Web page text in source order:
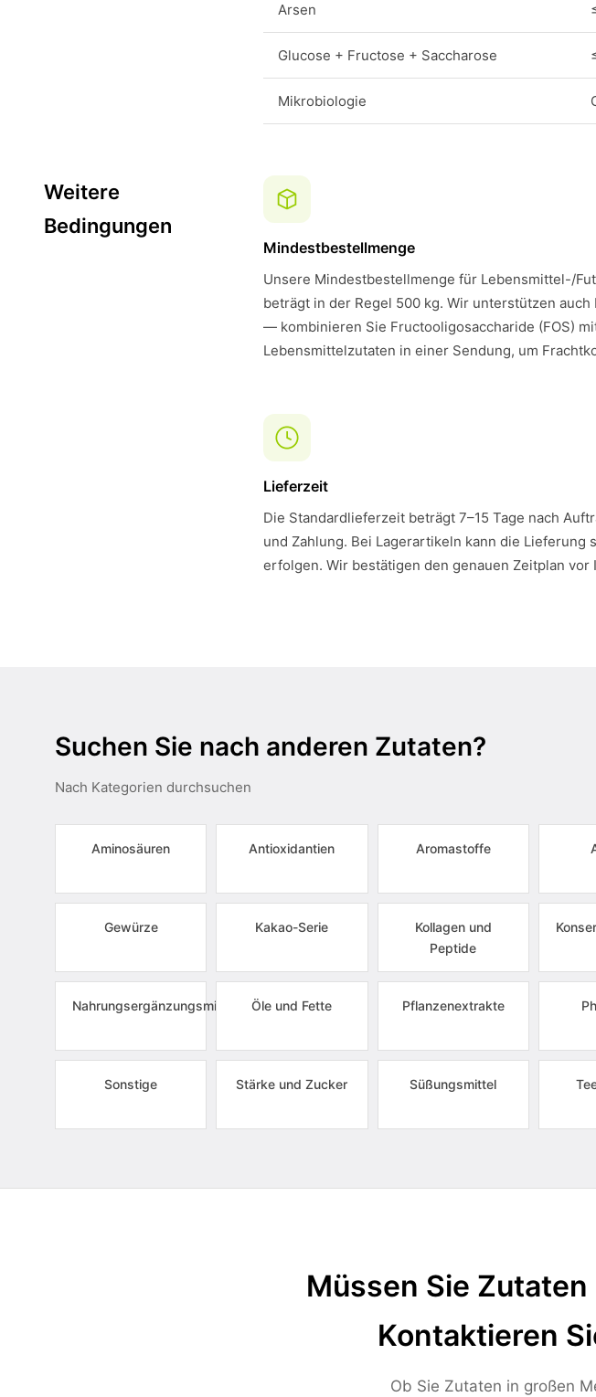
Arsen
Glucose + Fructose + Saccharose
Mikrobiologie
Weitere
Bedingungen
Mindestbestellmenge
Unsere Mindestbestellmenge für Lebensmittel-/
beträgt in der Regel 500 kg. Wir unterstützen
— kombinieren Sie Fructooligosaccharide (FOS)
Lebensmittelzutaten in einer Sendung, um
Lieferzeit
Die Standardlieferzeit beträgt 7–15 Tage nach
und Zahlung. Bei Lagerartikeln kann die Lieferung
erfolgen. Wir bestätigen den genauen Zeitplan vor
Suchen Sie nach anderen Zutaten?
Nach Kategorien durchsuchen
Aminosäuren Antioxidantien Aromastoffe
Gewürze Kakao-Serie
Kollagen und
Peptide
Nahrungsergänzungsmittel Öle und Fette Pflanzenextrakte
Sonstige Stärke und Zucker Süßungsmittel
Müssen Sie
Kontaktieren
Ob Sie Zutaten in großen